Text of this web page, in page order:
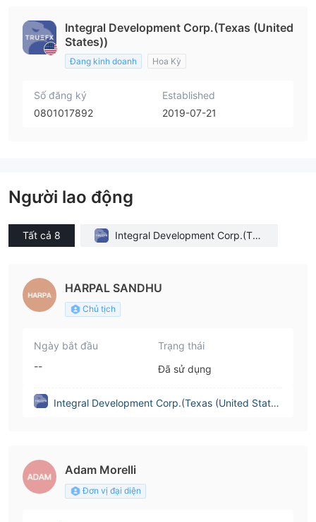
Integral Development Corp.(Texas (United
States))
Đang kinh doanh Hoa Kỳ
Số đăng ký
0801017892
Established
2019-07-21
Người lao động
Tất cả 8
Integral Development Corp.(Tex
HARPAL SANDHU
Chủ tịch
Ngày bắt đầu
--
Trạng thái
Đã sử dụng
Integral Development Corp.(Texas (United State
Adam Morelli
Đơn vị đại diện